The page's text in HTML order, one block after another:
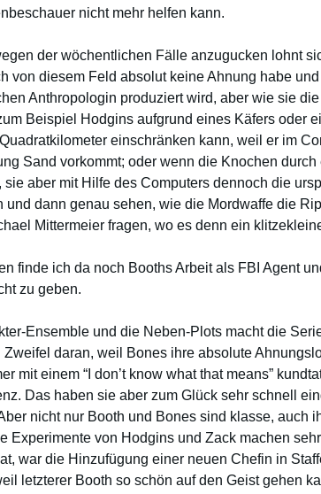
nicht mehr helfen kann.
der wöchentlichen Fälle anzugucken lohnt
von diesem Feld absolut keine Ahnung habe
Anthropologin produziert wird, aber wie sie
Beispiel Hodgins aufgrund eines Käfers oder
einschränken kann, weil er im
Sand vorkommt; oder wenn die Knochen
sie aber mit Hilfe des Computers dennoch die
und dann genau sehen, wie die Mordwaffe die
Mittermeier fragen, wo es denn ein
finde ich da noch Booths Arbeit als FBI Agent
zu geben.
Ensemble und die Neben-Plots macht die
Zweifel daran, weil Bones ihre absolute
mit einem “I don’t know what that means”
Das haben sie aber zum Glück sehr schnell
nicht nur Booth und Bones sind klasse, auch
Experimente von Hodgins und Zack machen
war die Hinzufügung einer neuen Chefin in
letzterer Booth so schön auf den Geist gehen